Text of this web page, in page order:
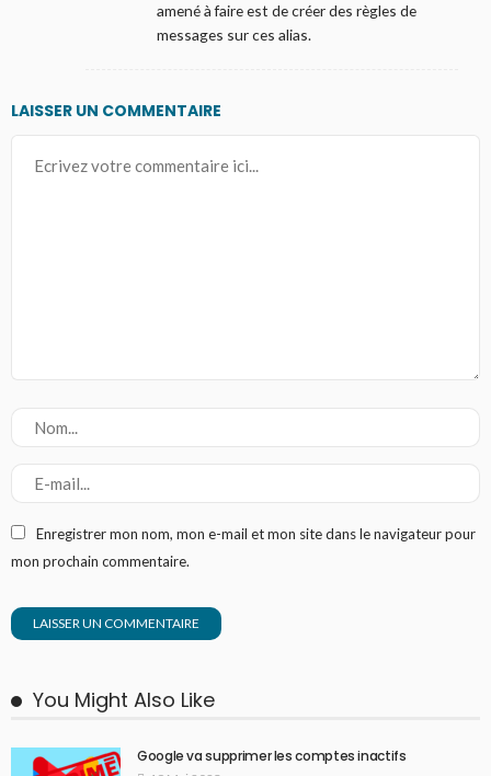
amené à faire est de créer des règles de
messages sur ces alias.
LAISSER UN COMMENTAIRE
Enregistrer mon nom, mon e-mail et mon site dans le navigateur pour
mon prochain commentaire.
You Might Also Like
Google va supprimer les comptes inactifs